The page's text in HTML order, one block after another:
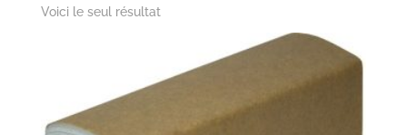
Voici le seul résultat